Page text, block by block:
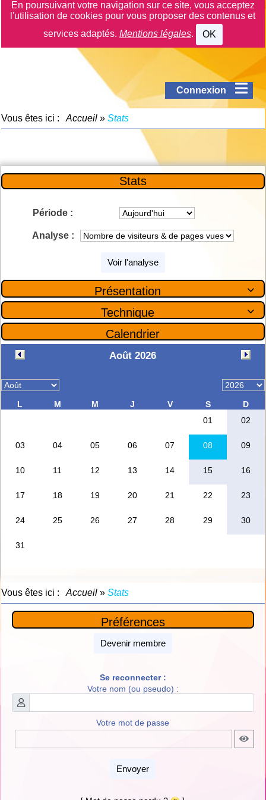
En poursuivant votre navigation sur ce site, vous acceptez
l'utilisation de cookies pour vous proposer des contenus et
services adaptés. Mentions légales. OK
Connexion
Vous êtes ici : Accueil»Stats
Stats
Période :
Analyse :
Voir l'analyse

Présentation

Technique
Calendrier
Vous êtes ici : Accueil»Stats
Préférences
Devenir membre
Se reconnecter :
Votre nom (ou pseudo) :
Votre mot de passe
Envoyer